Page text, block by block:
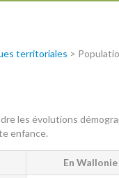
territoriales >
les évolutions
enfance.
En Wallonie